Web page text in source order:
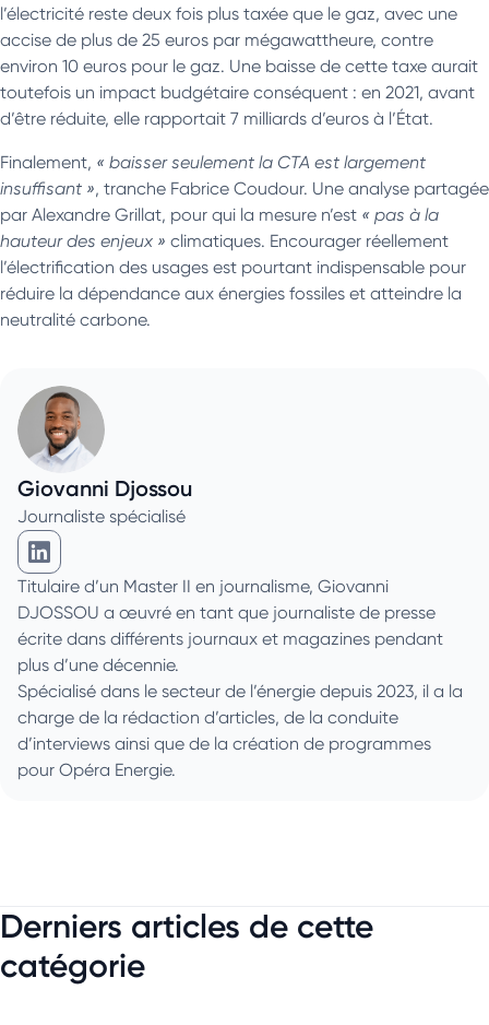
l’électricité reste deux fois plus taxée que le gaz, avec une
accise de plus de 25 euros par mégawattheure, contre
environ 10 euros pour le gaz. Une baisse de cette taxe aurait
toutefois un impact budgétaire conséquent : en 2021, avant
d’être réduite, elle rapportait 7 milliards d’euros à l’État.
Finalement, « baisser seulement la CTA est largement
insuffisant », tranche Fabrice Coudour. Une analyse partagée
par Alexandre Grillat, pour qui la mesure n’est « pas à la
hauteur des enjeux » climatiques. Encourager réellement
l’électrification des usages est pourtant indispensable pour
réduire la dépendance aux énergies fossiles et atteindre la
neutralité carbone.
Giovanni Djossou
Journaliste spécialisé
Giovanni Djossou sur Linkedin
Titulaire d’un Master II en journalisme, Giovanni
DJOSSOU a œuvré en tant que journaliste de presse
écrite dans différents journaux et magazines pendant
plus d’une décennie.
Spécialisé dans le secteur de l’énergie depuis 2023, il a la
charge de la rédaction d’articles, de la conduite
d’interviews ainsi que de la création de programmes
pour Opéra Energie.
Derniers articles de cette
catégorie